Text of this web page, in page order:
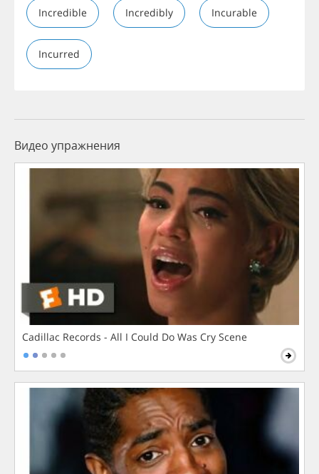
Incredible Incredibly Incurable
Incurred
Видео упражнения
Cadillac Records - All I Could Do Was Cry Scene